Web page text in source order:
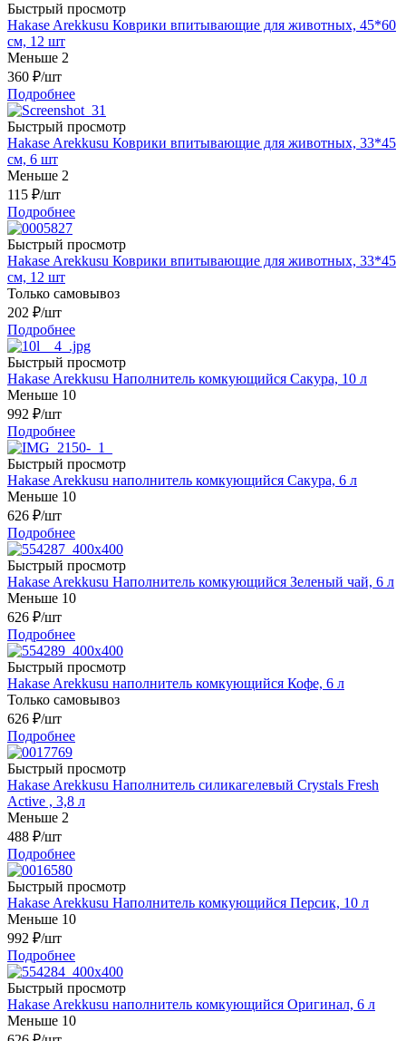
Быстрый просмотр
Hakase Arekkusu Коврики впитывающие для животных, 45*60
см, 12 шт
Меньше 2
360 ₽/шт
Подробнее
Быстрый просмотр
Hakase Arekkusu Коврики впитывающие для животных, 33*45
см, 6 шт
Меньше 2
115 ₽/шт
Подробнее
Быстрый просмотр
Hakase Arekkusu Коврики впитывающие для животных, 33*45
см, 12 шт
Только самовывоз
202 ₽/шт
Подробнее
Быстрый просмотр
Hakase Arekkusu Наполнитель комкующийся Сакура, 10 л
Меньше 10
992 ₽/шт
Подробнее
Быстрый просмотр
Hakase Arekkusu наполнитель комкующийся Сакура, 6 л
Меньше 10
626 ₽/шт
Подробнее
Быстрый просмотр
Hakase Arekkusu Наполнитель комкующийся Зеленый чай, 6 л
Меньше 10
626 ₽/шт
Подробнее
Быстрый просмотр
Hakase Arekkusu наполнитель комкующийся Кофе, 6 л
Только самовывоз
626 ₽/шт
Подробнее
Быстрый просмотр
Hakase Arekkusu Наполнитель силикагелевый Crystals Fresh
Active , 3,8 л
Меньше 2
488 ₽/шт
Подробнее
Быстрый просмотр
Hakase Arekkusu Наполнитель комкующийся Персик, 10 л
Меньше 10
992 ₽/шт
Подробнее
Быстрый просмотр
Hakase Arekkusu наполнитель комкующийся Оригинал, 6 л
Меньше 10